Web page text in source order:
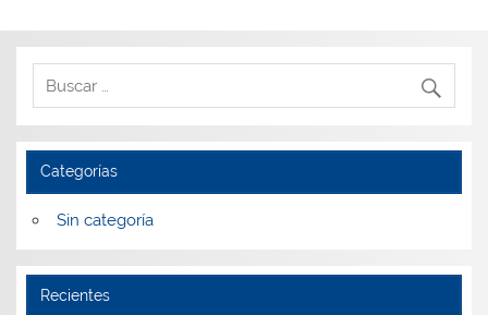
Categorías
Sin categoría
Recientes